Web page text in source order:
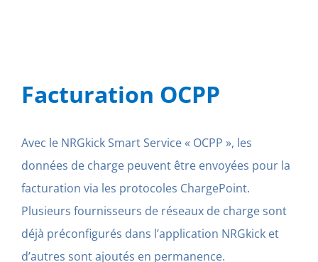
Facturation OCPP
Avec le NRGkick Smart Service « OCPP », les
données de charge peuvent être envoyées pour la
facturation via les protocoles ChargePoint.
Plusieurs fournisseurs de réseaux de charge sont
déjà préconfigurés dans l’application NRGkick et
d’autres sont ajoutés en permanence.